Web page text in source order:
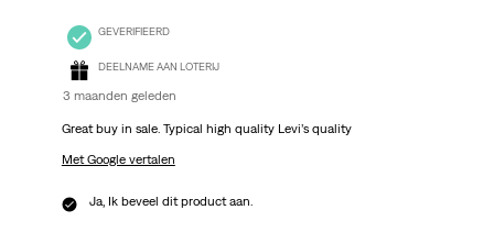
GEVERIFIEERD
DEELNAME AAN LOTERIJ
3 maanden geleden
Great buy in sale. Typical high quality Levi’s quality
Met Google vertalen
Ja, Ik beveel dit product aan.